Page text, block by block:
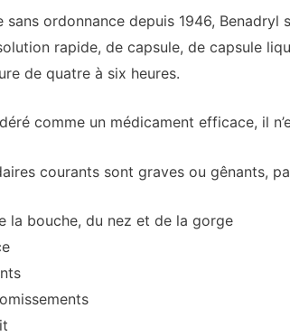
sans ordonnance depuis 1946,
rapide, de capsule, de capsule
de quatre à six heures.
comme un médicament efficace, il
courants sont graves ou gênants,
la bouche, du nez et de la gorge